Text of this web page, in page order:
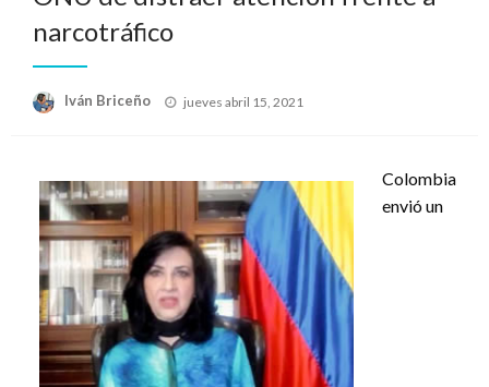
narcotráfico
Iván Briceño
Publicado
jueves abril 15, 2021
Colombia
envió un